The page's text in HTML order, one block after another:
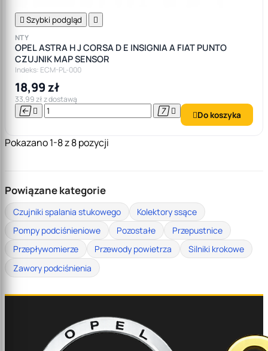
 Szybki podgląd 
NTY
OPEL ASTRA H J CORSA D E INSIGNIA A FIAT PUNTO
CZUJNIK MAP SENSOR
Indeks: ECM-PL-000
18,99 zł
33,99 zł z dostawą
    Do koszyka
Pokazano 1-8 z 8 pozycji
Powiązane kategorie
Czujniki spalania stukowego
Kolektory ssące
Pompy podciśnieniowe
Pozostałe
Przepustnice
Przepływomierze
Przewody powietrza
Silniki krokowe
Zawory podciśnienia